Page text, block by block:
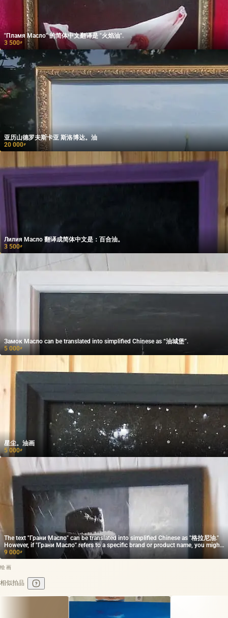
"Пламя Масло" 的简体中文翻译是 "火焰油".
3 500₽
亚历山德罗夫斯卡亚 斯洛博达。油
20 000₽
Лилия Масло 翻译成简体中文是：百合油。
3 500₽
Замок Масло can be translated into simplified Chinese as “油城堡”.
5 000₽
星尘。油画
5 000₽
The text "Грани Масло" can be translated into simplified Chinese as "格拉尼油."
However, if "Грани Масло" refers to a specific brand or product name, you might
want to keep it in its original form. Please confirm if that is the case!
9 000₽
绘画
相似拍品